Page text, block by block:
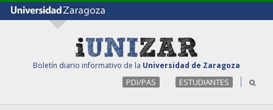
Boletín diario informativo de la Universidad de Zaragoza
PDI/PAS ESTUDIANTES